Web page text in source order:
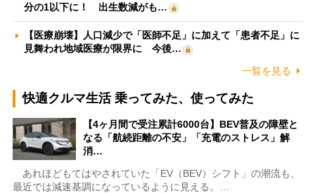
分の1以下に！ 出生数減がも…
【医療崩壊】人口減少で「医師不足」に加えて「患者不足」に
見舞われ地域医療が限界に 今後…
一覧を見る
快適クルマ生活 乗ってみた、使ってみた
【4ヶ月間で受注累計6000台】BEV普及の障壁と
なる「航続距離の不安」「充電のストレス」解
消…
あれほどもてはやされていた「EV（BEV）シフト」の潮流も、
最近では減速基調になっているように見える。…